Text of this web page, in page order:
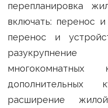
перепланировка
включать: перенос
перенос и
многокомнатных
дополнительных
расширение